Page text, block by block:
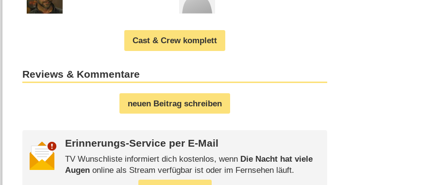
Cast & Crew komplett
Reviews & Kommentare
neuen Beitrag schreiben
Erinnerungs-Service per E-Mail
TV Wunschliste informiert dich kostenlos, wenn Die Nacht hat viele
Augenonline als Stream verfügbar ist oder im Fernsehen läuft.